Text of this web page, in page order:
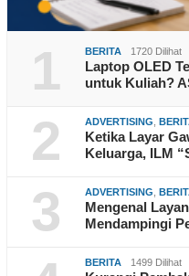
1 BERITA 1720 Dilihat
Laptop OLED
untuk Kuliah?
2 ADVERTISING
Ketika Layar
Keluarga, ILM
3 ADVERTISING
Mengenal
Mendampingi
BERITA 1499 Dilihat